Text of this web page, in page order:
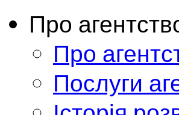
Про
Про
Послуги